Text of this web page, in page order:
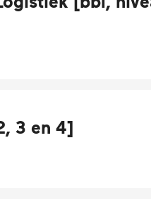
3 en 4]